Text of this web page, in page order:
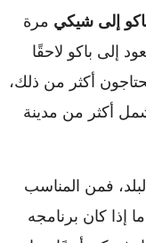
إلى شيكي مرة
إلى باكو لاحقًا
أكثر من ذلك،
أكثر من مدينة
فمن المناسب
إذا كان برنامجه